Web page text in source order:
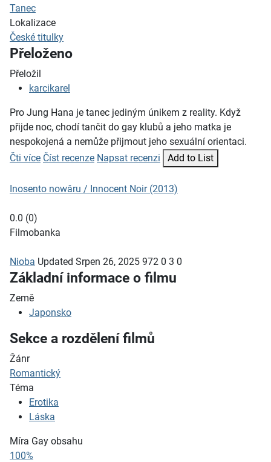
Tanec
Lokalizace
České titulky
Přeloženo
Přeložil
karcikarel
Pro Jung Hana je tanec jediným únikem z reality. Když
přijde noc, chodí tančit do gay klubů a jeho matka je
nespokojená a nemůže přijmout jeho sexuální orientaci.
Čti více Číst recenze Napsat recenzi Add to List
Inosento nowâru / Innocent Noir (2013)
0.0 (0)
Filmobanka
Nioba Updated Srpen 26, 2025 972 0 3 0
Základní informace o filmu
Země
Japonsko
Sekce a rozdělení filmů
Žánr
Romantický
Téma
Erotika
Láska
Míra Gay obsahu
100%